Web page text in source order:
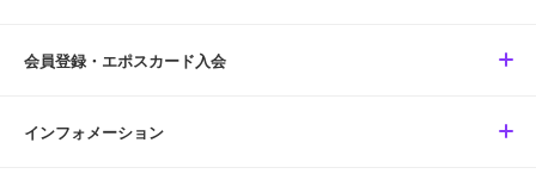
会員登録・エポスカード入会
インフォメーション